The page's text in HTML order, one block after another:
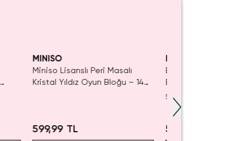
MINISO
Miniso Lisanslı Peri Masalı
Kristal Yıldız Oyun Bloğu – 14
599,99 TL
Barbie Lisanslı
Blind Box –
5.0
549,99 TL